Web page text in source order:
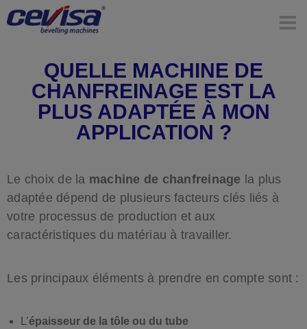
QUELLE MACHINE DE
CHANFREINAGE EST LA
PLUS ADAPTÉE À MON
APPLICATION ?
Le choix de la machine de chanfreinage la plus
adaptée dépend de plusieurs facteurs clés liés à
votre processus de production et aux
caractéristiques du matériau à travailler.
Les principaux éléments à prendre en compte sont :
L’épaisseur de la tôle ou du tube